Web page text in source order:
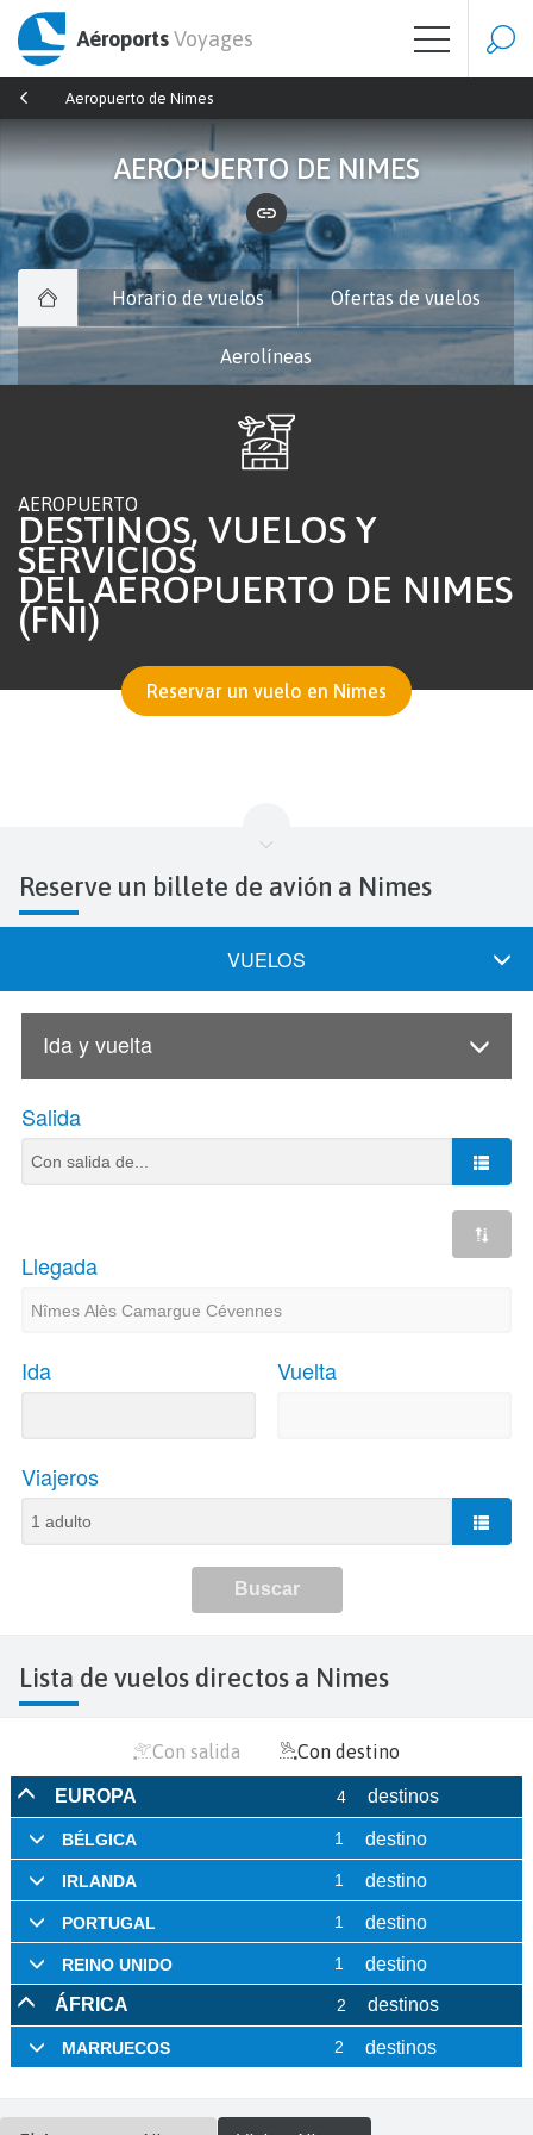
AéroportsVoyages
Aeropuerto de Nimes
AEROPUERTO DE NIMES
Horario de vuelos Ofertas de vuelos
Aerolíneas
AEROPUERTO
DESTINOS, VUELOS Y
SERVICIOS
DEL AEROPUERTO DE NIMES
(FNI)
Reservar un vuelo en Nimes
Reserve un billete de avión a Nimes
Lista de vuelos directos a Nimes
Con salida Con destino